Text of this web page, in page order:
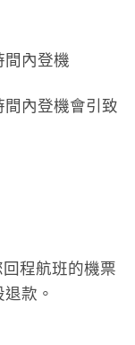
間內登機
內登機會引致
程航班的機票
款。